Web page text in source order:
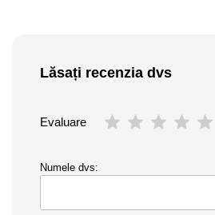
Lăsați recenzia dvs
Evaluare
Numele dvs: